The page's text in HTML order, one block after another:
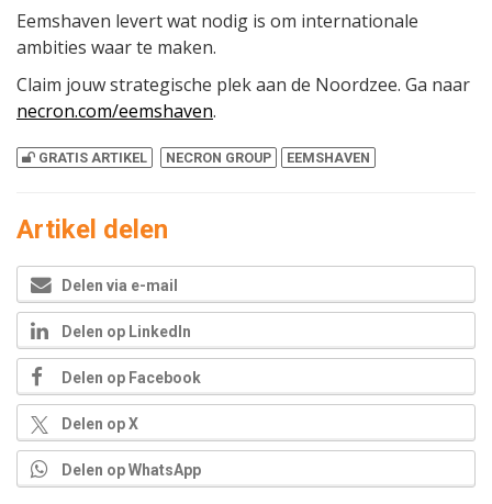
Eemshaven levert wat nodig is om internationale
ambities waar te maken.
Claim jouw strategische plek aan de Noordzee. Ga naar
necron.com/eemshaven.
GRATIS ARTIKEL NECRON GROUP EEMSHAVEN
Artikel delen
Delen via e-mail
Delen op LinkedIn
Delen op Facebook
Delen op X
Delen op WhatsApp